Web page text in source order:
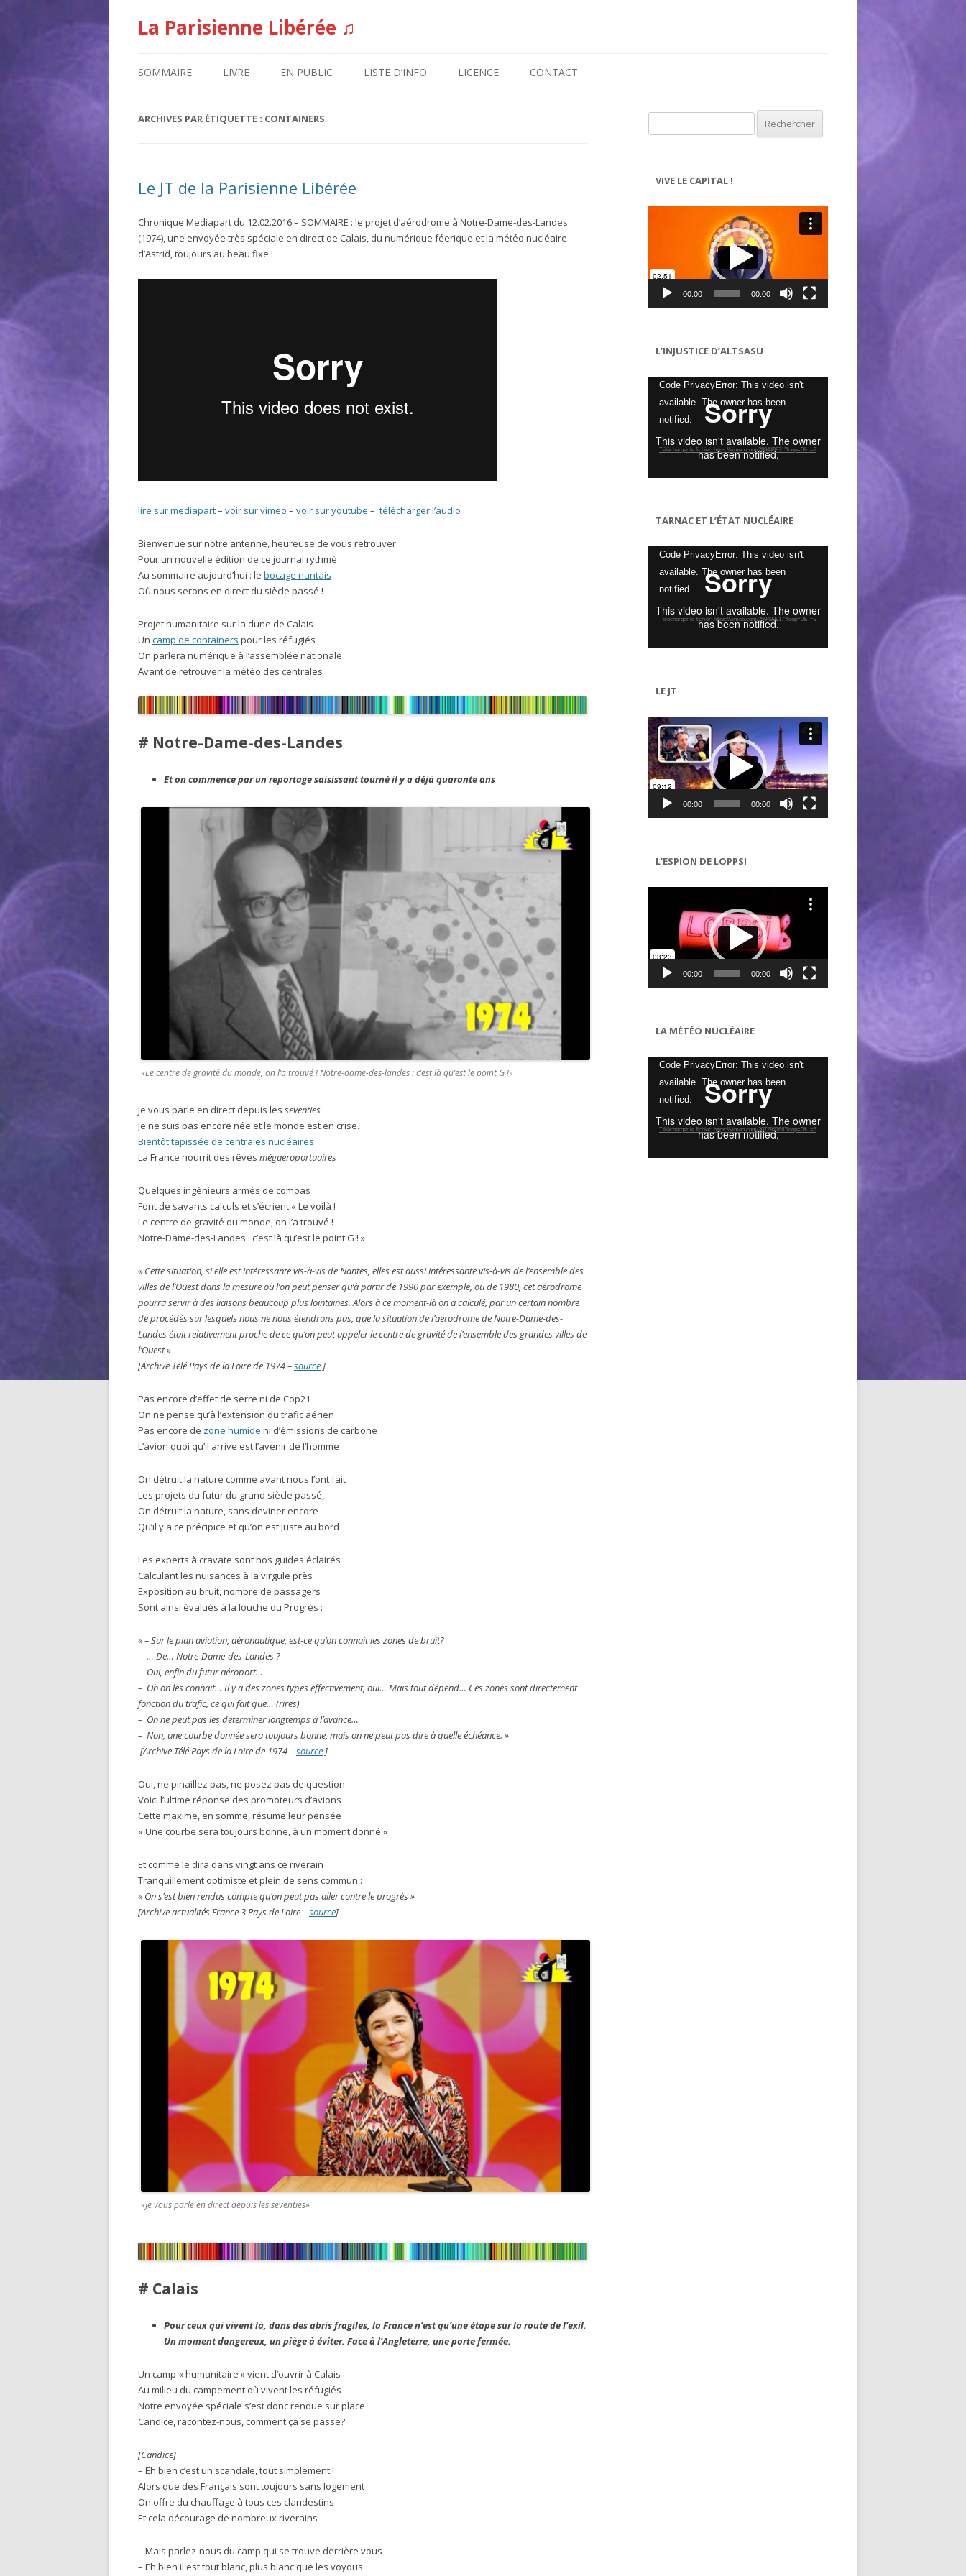
La Parisienne Libérée ♫
SOMMAIRE LIVRE EN PUBLIC LISTE D’INFO LICENCE CONTACT
ARCHIVES PAR ÉTIQUETTE : CONTAINERS
Le JT de la Parisienne Libérée
Chronique Mediapart du 12.02.2016 – SOMMAIRE : le projet d’aérodrome à Notre-Dame-des-Landes
(1974), une envoyée très spéciale en direct de Calais, du numérique féerique et la météo nucléaire
d’Astrid, toujours au beau fixe !
lire sur mediapart– voir sur vimeo – voir sur youtube – télécharger l’audio
Bienvenue sur notre antenne, heureuse de vous retrouver
Pour un nouvelle édition de ce journal rythmé
Au sommaire aujourd’hui : le bocage nantais
Où nous serons en direct du siècle passé !
Projet humanitaire sur la dune de Calais
Un camp de containers pour les réfugiés
On parlera numérique à l’assemblée nationale
Avant de retrouver la météo des centrales
# Notre-Dame-des-Landes
Et on commence par un reportage saisissant tourné il y a déjà quarante ans
«Le centre de gravité du monde, on l’a trouvé ! Notre-dame-des-landes : c’est là qu’est le point G !»
Je vous parle en direct depuis les seventies
Je ne suis pas encore née et le monde est en crise.
Bientôt tapissée de centrales nucléaires
La France nourrit des rêves mégaéroportuaires
Quelques ingénieurs armés de compas
Font de savants calculs et s’écrient « Le voilà !
Le centre de gravité du monde, on l’a trouvé !
Notre-Dame-des-Landes : c’est là qu’est le point G ! »
« Cette situation, si elle est intéressante vis-à-vis de Nantes, elles est aussi intéressante vis-à-vis de l’ensemble des
villes de l’Ouest dans la mesure où l’on peut penser qu’à partir de 1990 par exemple, ou de 1980, cet aérodrome
pourra servir à des liaisons beaucoup plus lointaines. Alors à ce moment-là on a calculé, par un certain nombre
de procédés sur lesquels nous ne nous étendrons pas, que la situation de l’aérodrome de Notre-Dame-des-
Landes était relativement proche de ce qu’on peut appeler le centre de gravité de l’ensemble des grandes villes de
l’Ouest »
[Archive Télé Pays de la Loire de 1974 –source ]
Pas encore d’effet de serre ni de Cop21
On ne pense qu’à l’extension du trafic aérien
Pas encore de zone humide ni d’émissions de carbone
L’avion quoi qu’il arrive est l’avenir de l’homme
On détruit la nature comme avant nous l’ont fait
Les projets du futur du grand siècle passé,
On détruit la nature, sans deviner encore
Qu’il y a ce précipice et qu’on est juste au bord
Les experts à cravate sont nos guides éclairés
Calculant les nuisances à la virgule près
Exposition au bruit, nombre de passagers
Sont ainsi évalués à la louche du Progrès :
« – Sur le plan aviation, aéronautique, est-ce qu’on connait les zones de bruit?
– … De… Notre-Dame-des-Landes ?
– Oui, enfin du futur aéroport…
– Oh on les connait… Il y a des zones types effectivement, oui… Mais tout dépend… Ces zones sont directement
fonction du trafic, ce qui fait que… (rires)
– On ne peut pas les déterminer longtemps à l’avance…
– Non, une courbe donnée sera toujours bonne, mais on ne peut pas dire à quelle échéance. »
[Archive Télé Pays de la Loire de 1974 –source ]
Oui, ne pinaillez pas, ne posez pas de question
Voici l’ultime réponse des promoteurs d’avions
Cette maxime, en somme, résume leur pensée
« Une courbe sera toujours bonne, à un moment donné »
Et comme le dira dans vingt ans ce riverain
Tranquillement optimiste et plein de sens commun :
« On s’est bien rendus compte qu’on peut pas aller contre le progrès »
[Archive actualités France 3 Pays de Loire –source]
«Je vous parle en direct depuis les seventies»
# Calais
Pour ceux qui vivent là, dans des abris fragiles, la France n’est qu’une étape sur la route de l’exil.
Un moment dangereux, un piège à éviter. Face à l’Angleterre, une porte fermée.
Un camp « humanitaire » vient d’ouvrir à Calais
Au milieu du campement où vivent les réfugiés
Notre envoyée spéciale s’est donc rendue sur place
Candice, racontez-nous, comment ça se passe?
[Candice]
– Eh bien c’est un scandale, tout simplement !
Alors que des Français sont toujours sans logement
On offre du chauffage à tous ces clandestins
Et cela décourage de nombreux riverains
– Mais parlez-nous du camp qui se trouve derrière vous
– Eh bien il est tout blanc, plus blanc que les voyous
VIVE LE CAPITAL !
Lecteur
00:00 00:00
L’INJUSTICE D’ALTSASU
Lecteur
vidéo
Code PrivacyError: This video isn't
available. The owner has been
notified.
Télécharger le fichier: https://vimeo.com/288448971?loop=0&_=2
TARNAC ET L’ÉTAT NUCLÉAIRE
Lecteur
vidéo
Code PrivacyError: This video isn't
available. The owner has been
notified.
Télécharger le fichier: https://vimeo.com/259499917?loop=0&_=3
LE JT
Lecteur
vidéo
00:00 00:00
L’ESPION DE LOPPSI
Lecteur
00:00 00:00
LA MÉTÉO NUCLÉAIRE
Lecteur
vidéo
Code PrivacyError: This video isn't
available. The owner has been
notified.
Télécharger le fichier: https://vimeo.com/307284768?loop=0&_=6